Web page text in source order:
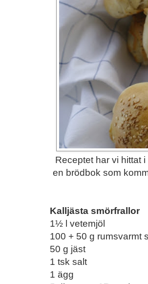
Receptet har vi hittat
en brödbok som
Kalljästa smörfrallor
1½ l vetemjöl
100 + 50 g rumsvarmt
50 g jäst
1 tsk salt
1 ägg